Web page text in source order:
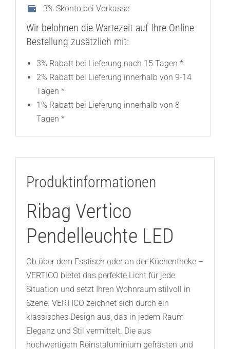
3% Skonto bei Vorkasse
Wir belohnen die Wartezeit auf Ihre Online-
Bestellung zusätzlich mit:
3% Rabatt bei Lieferung nach 15 Tagen *
2% Rabatt bei Lieferung innerhalb von 9-14
Tagen *
1% Rabatt bei Lieferung innerhalb von 8
Tagen *
Produktinformationen
Ribag Vertico
Pendelleuchte LED
Ob über dem Esstisch oder an der Küchentheke –
VERTICO bietet das perfekte Licht für jede
Situation und setzt Ihren Wohnraum stilvoll in
Szene. VERTICO zeichnet sich durch ein
klassisches Design aus, das in jedem Raum
Eleganz und Stil vermittelt. Die aus
hochwertigem Reinstaluminium gefrästen und